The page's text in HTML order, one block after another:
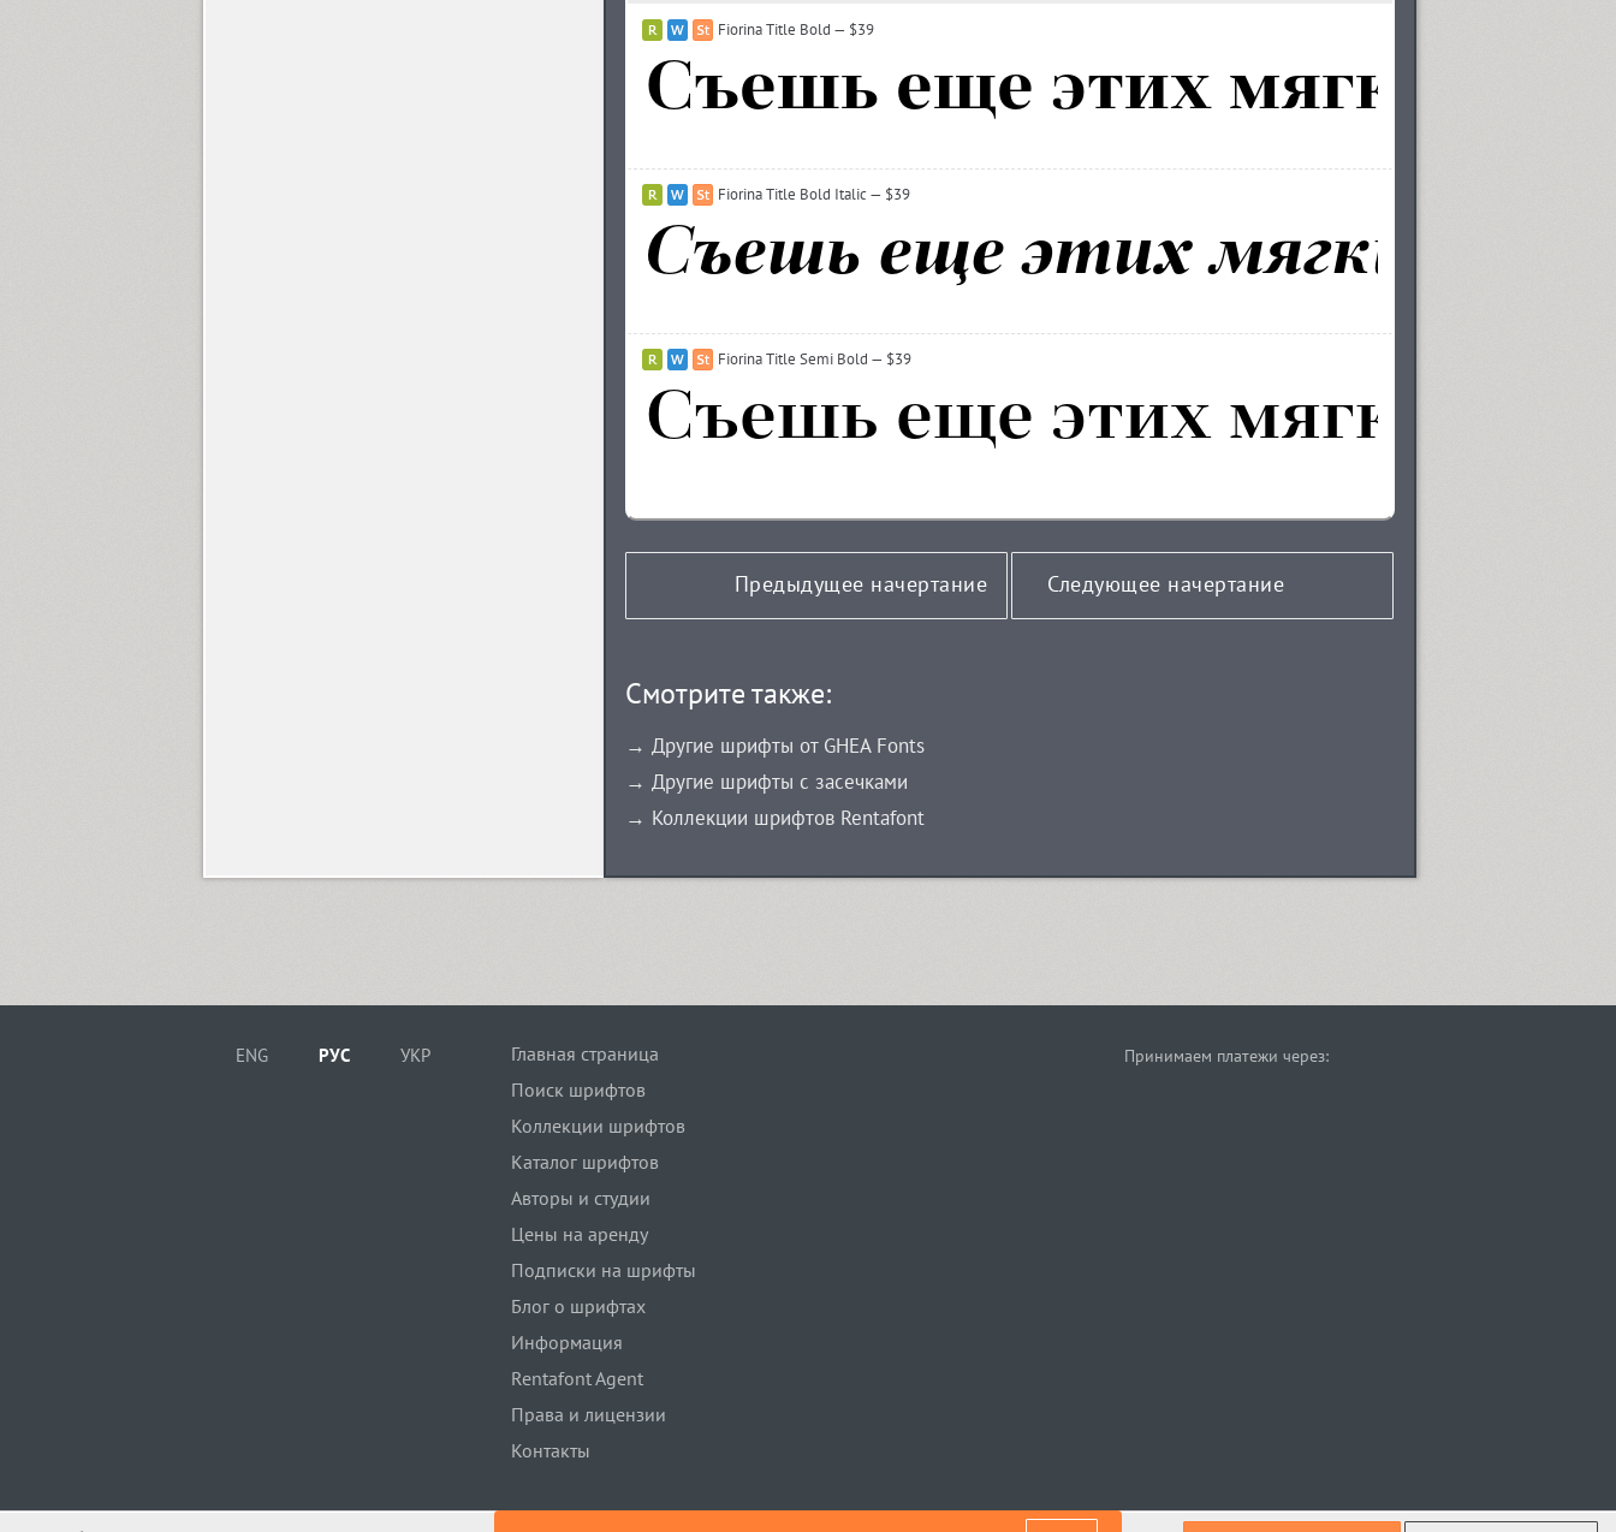
Fiorina Title Bold — $39
Fiorina Title Bold Italic — $39
Fiorina Title Semi Bold — $39
Предыдущее начертание Следующее начертание
Смотрите также:
→ Другие шрифты от GHEA Fonts
→ Другие шрифты с засечками
→ Коллекции шрифтов Rentafont
ENG РУС УКР
Главная страница
Поиск шрифтов
Коллекции шрифтов
Каталог шрифтов
Авторы и студии
Цены на аренду
Подписки на шрифты
Блог о шрифтах
Информация
Rentafont Agent
Права и лицензии
Контакты
Принимаем платежи через: